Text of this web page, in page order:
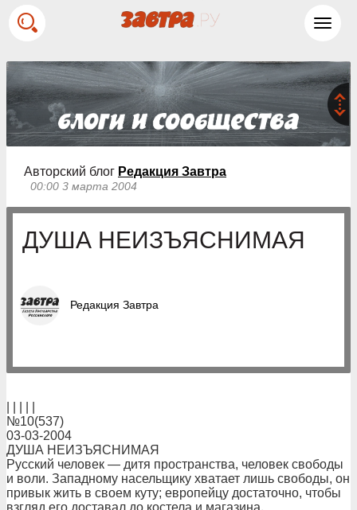
Авторский блог Редакция Завтра
00:00 3 марта 2004
ДУША НЕИЗЪЯСНИМАЯ
Редакция Завтра
№10(537)
03-03-2004
ДУША НЕИЗЪЯСНИМАЯ
Русский человек — дитя пространства, человек свободы
и воли. Западному насельщику хватает лишь свободы, он
привык жить в своем куту; европейцу достаточно, чтобы
взгляд его доставал до костела и магазина.